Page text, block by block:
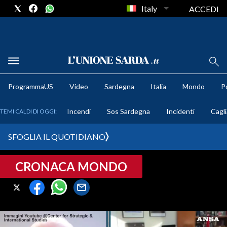
METEO
CRONACA SARDEGNA
CAGLIARI
SULCIS IGLESIENTE
Italy ACCEDI
ProgrammaUS Video Sardegna Italia Mondo
TEMI CALDI DI OGGI: Incendi Sos Sardegna Incidenti
SFOGLIA IL QUOTIDIANO
CRONACA MONDO